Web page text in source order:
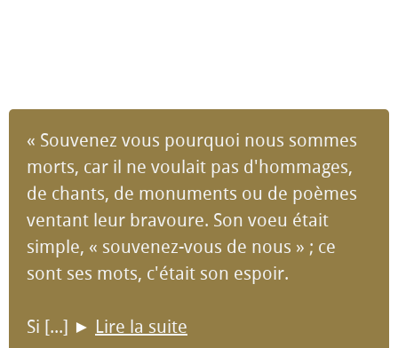
« Souvenez vous pourquoi nous sommes
morts, car il ne voulait pas d'hommages,
de chants, de monuments ou de poèmes
ventant leur bravoure. Son voeu était
simple, « souvenez-vous de nous » ; ce
sont ses mots, c'était son espoir.
Si [...] ► Lire la suite